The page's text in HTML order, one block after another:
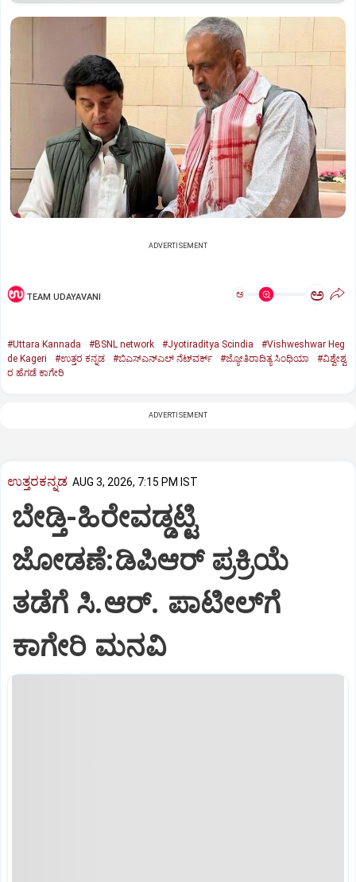
ADVERTISEMENT
TEAM UDAYAVANI ಅ ಅ
#Uttara Kannada #BSNL network #Jyotiraditya Scindia
#Vishweshwar Heg
de Kageri
#ಉತ್ತರ ಕನ್ನಡ #ಬಿಎಸ್‌ಎನ್‌ಎಲ್ ನೆಟ್‌ವರ್ಕ್ #ಜ್ಯೋತಿರಾದಿತ್ಯ ಸಿಂಧಿಯಾ
#ವಿಶ್ವೇಶ್ವ
ರ ಹೆಗಡೆ ಕಾಗೇರಿ
ADVERTISEMENT
ಉತ್ತರಕನ್ನಡ AUG 3, 2026, 7:15 PM IST
ಬೇಡ್ತಿ-ಹಿರೇವಡ್ಡಟ್ಟಿ
ಜೋಡಣೆ:ಡಿಪಿಆರ್‌ ಪ್ರಕ್ರಿಯೆ
ತಡೆಗೆ ಸಿ.ಆರ್. ಪಾಟೀಲ್‌ಗೆ
ಕಾಗೇರಿ ಮನವಿ